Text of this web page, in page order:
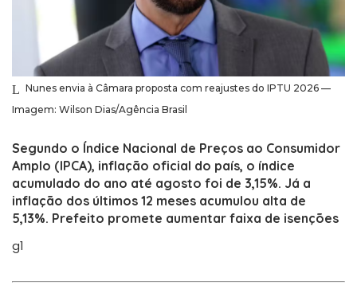
Nunes envia à Câmara proposta com reajustes do IPTU 2026 —
Imagem: Wilson Dias/Agência Brasil
Segundo o Índice Nacional de Preços ao Consumidor
Amplo (IPCA), inflação oficial do país, o índice
acumulado do ano até agosto foi de 3,15%. Já a
inflação dos últimos 12 meses acumulou alta de
5,13%. Prefeito promete aumentar faixa de isenções
g1